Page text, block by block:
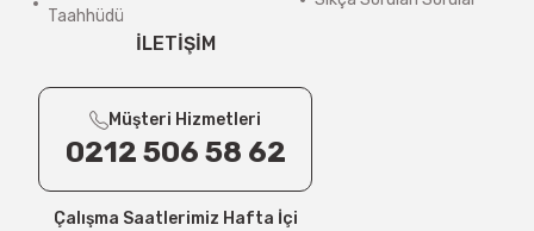
2 Desi/Kg= 149,90 TL- 174,80 TL
5 Desi/Kg= 198,20 TL- 212,30 TL
6 – 10 Desi/Kg= 237,90 TL- 257,40 TL
Taahhüdü
İLETİŞİM
Müşteri Hizmetleri
0212 506 58 62
Çalışma Saatlerimiz Hafta İçi